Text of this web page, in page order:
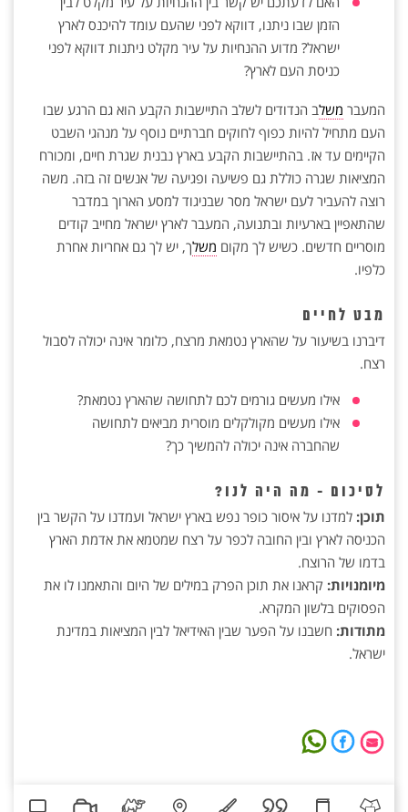
הזמן שבו ניתנו, דווקא לפני שהעם עומד להיכנס לארץ
ישראל? מדוע ההנחיות על עיר מקלט ניתנות דווקא לפני
כניסת העם לארץ?
המעבר משלב הנדודים לשלב התיישבות הקבע הוא גם הרגע שבו
העם מתחיל להיות כפוף לחוקים חברתיים נוסף על מנהגי השבט
הקיימים עד אז. בהתיישבות הקבע בארץ נבנית שגרת חיים, ומכורח
המציאות שגרה כוללת גם פשיעה ופגיעה של אנשים זה בזה. משה
רוצה להעביר לעם ישראל מסר שבניגוד למסע הארוך במדבר
שהתאפיין בארעיות ובתנועה, המעבר לארץ ישראל מחייב קודים
מוסריים חדשים. כשיש לך מקום משלך, יש לך גם אחריות אחרת
כלפיו.
מבט לחיים
דיברנו בשיעור על שהארץ נטמאת מרצח, כלומר אינה יכולה לסבול
רצח.
אילו מעשים גורמים לכם לתחושה שהארץ נטמאת?
אילו מעשים מקולקלים מוסרית מביאים לתחושה
שהחברה אינה יכולה להמשיך כך?
לסיכום - מה היה לנו?
תוכן: למדנו על איסור כופר נפש בארץ ישראל ועמדנו על הקשר בין
הכניסה לארץ ובין החובה לכפר על רצח שמטמא את אדמת הארץ
בדמו של הרוצח.
מיומנויות: קראנו את תוכן הפרק במילים של היום והתאמנו לו את
הפסוקים בלשון המקרא.
מתודות: חשבנו על הפער שבין האידיאל לבין המציאות במדינת
ישראל.